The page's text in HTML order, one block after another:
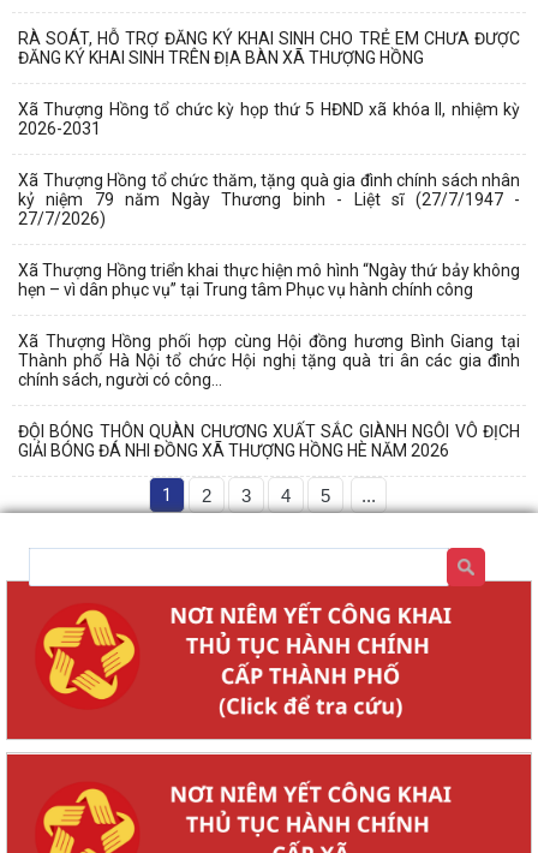
RÀ SOÁT, HỖ TRỢ ĐĂNG KÝ KHAI SINH CHO TRẺ EM CHƯA ĐƯỢC
ĐĂNG KÝ KHAI SINH TRÊN ĐỊA BÀN XÃ THƯỢNG HỒNG
Xã Thượng Hồng tổ chức kỳ họp thứ 5 HĐND xã khóa II, nhiệm kỳ
2026-2031
Xã Thượng Hồng tổ chức thăm, tặng quà gia đình chính sách nhân
kỷ niệm 79 năm Ngày Thương binh - Liệt sĩ (27/7/1947 -
27/7/2026)
Xã Thượng Hồng triển khai thực hiện mô hình “Ngày thứ bảy không
hẹn – vì dân phục vụ” tại Trung tâm Phục vụ hành chính công
Xã Thượng Hồng phối hợp cùng Hội đồng hương Bình Giang tại
Thành phố Hà Nội tổ chức Hội nghị tặng quà tri ân các gia đình
chính sách, người có công...
ĐỘI BÓNG THÔN QUÀN CHƯƠNG XUẤT SẮC GIÀNH NGÔI VÔ ĐỊCH
GIẢI BÓNG ĐÁ NHI ĐỒNG XÃ THƯỢNG HỒNG HÈ NĂM 2026
1 2 3 4 5 ...